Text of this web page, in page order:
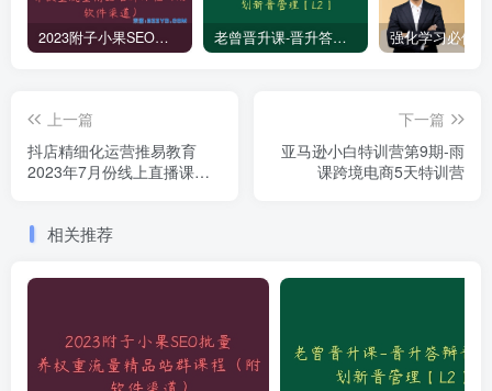
2023附子小果SEO批量养权重流量精品站群课程（附软件渠道） 老曾晋升课-晋升答辩晋升规划新晋管理【L2】
上一篇
抖店精细化运营推易教育
2023年7月份线上直播课程
下一篇
亚马逊小白特训营第9期-雨
课跨境电商5天特训营
相关推荐